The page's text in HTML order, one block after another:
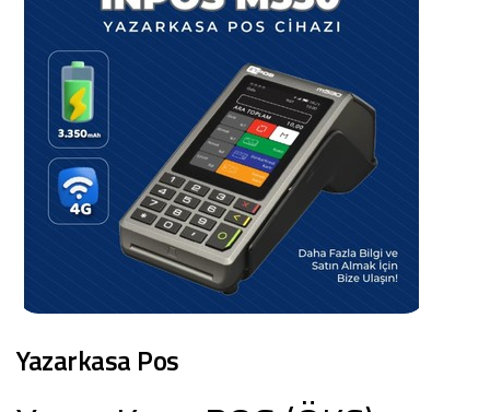
Yazarkasa Pos